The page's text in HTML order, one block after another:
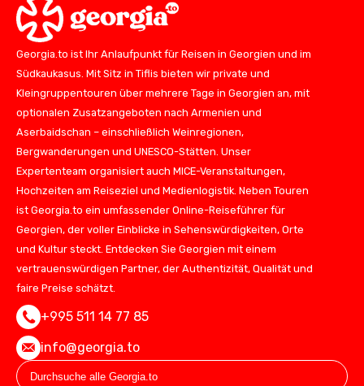
Georgia.to ist Ihr Anlaufpunkt für Reisen in Georgien und im
Südkaukasus. Mit Sitz in Tiflis bieten wir private und
Kleingruppentouren über mehrere Tage in Georgien an, mit
optionalen Zusatzangeboten nach Armenien und
Aserbaidschan – einschließlich Weinregionen,
Bergwanderungen und UNESCO-Stätten. Unser
Expertenteam organisiert auch MICE-Veranstaltungen,
Hochzeiten am Reiseziel und Medienlogistik. Neben Touren
ist Georgia.to ein umfassender Online-Reiseführer für
Georgien, der voller Einblicke in Sehenswürdigkeiten, Orte
und Kultur steckt. Entdecken Sie Georgien mit einem
vertrauenswürdigen Partner, der Authentizität, Qualität und
faire Preise schätzt.
+995 511 14 77 85
info@georgia.to